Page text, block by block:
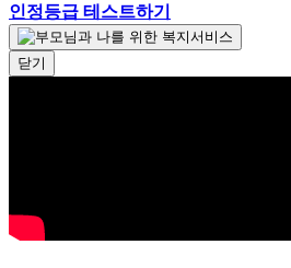
인정등급 테스트하기
닫기